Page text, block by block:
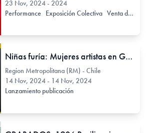
23 Nov, 2024 - 2024
Performance Exposición Colectiva Venta de Taller
Niñas furía: Mujeres artistas en Guatemala
Region Metropolitana (RM) - Chile
14 Nov, 2024 - 14 Nov, 2024
Lanzamiento publicación